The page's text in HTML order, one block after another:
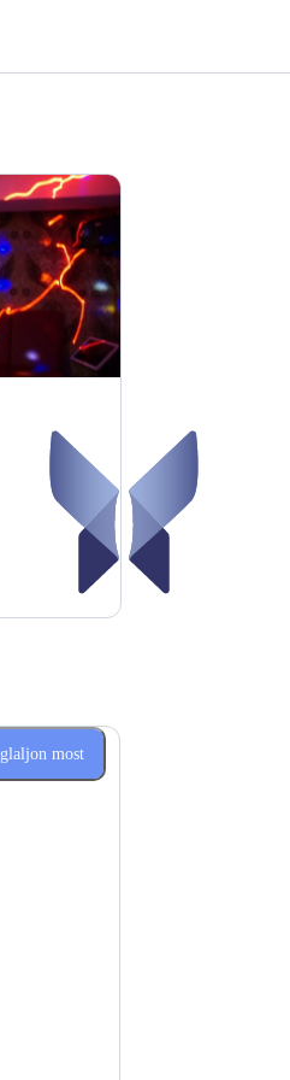
most